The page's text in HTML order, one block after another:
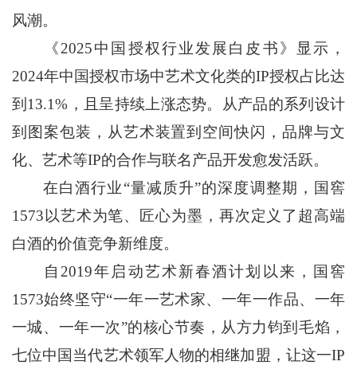
风潮。
《2025中国授权行业发展白皮书》显示，
2024年中国授权市场中艺术文化类的IP授权占比达
到13.1%，且呈持续上涨态势。从产品的系列设计
到图案包装，从艺术装置到空间快闪，品牌与文
化、艺术等IP的合作与联名产品开发愈发活跃。
在白酒行业“量减质升”的深度调整期，国窖
1573以艺术为笔、匠心为墨，再次定义了超高端
白酒的价值竞争新维度。
自2019年启动艺术新春酒计划以来，国窖
1573始终坚守“一年一艺术家、一年一作品、一年
一城、一年一次”的核心节奏，从方力钧到毛焰，
七位中国当代艺术领军人物的相继加盟，让这一IP